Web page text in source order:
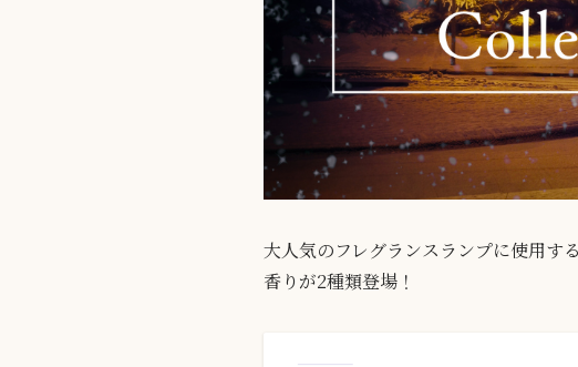
大人気のフレグランスランプに使用す
香りが2種類登場！